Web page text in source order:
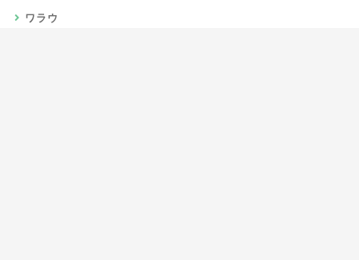
ワラウ